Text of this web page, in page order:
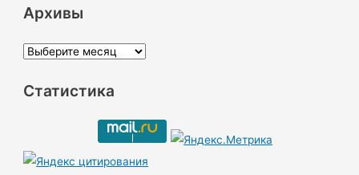
Архивы
А
х
ы
Статистика